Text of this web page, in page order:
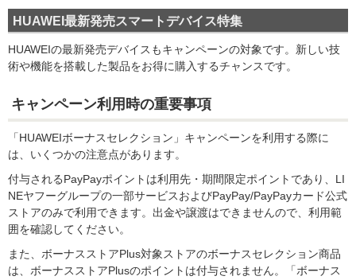
HUAWEI最新発売スマートデバイス特集
HUAWEIの最新発売デバイスもキャンペーンの対象です。新しい技
術や機能を搭載した製品をお得に購入するチャンスです。
キャンペーン利用時の重要事項
「HUAWEIボーナスセレクション」キャンペーンを利用する際に
は、いくつかの注意点があります。
付与されるPayPayポイントは利用先・期間限定ポイントであり、LI
NEヤフーグループの一部サービスおよびPayPay/PayPayカード公式
ストアのみで利用できます。出金や譲渡はできませんので、利用範
囲を確認してください。
また、ボーナスストアPlus対象ストアのボーナスセレクション商品
は、ボーナスストアPlusのポイントは付与されません。「ボーナス